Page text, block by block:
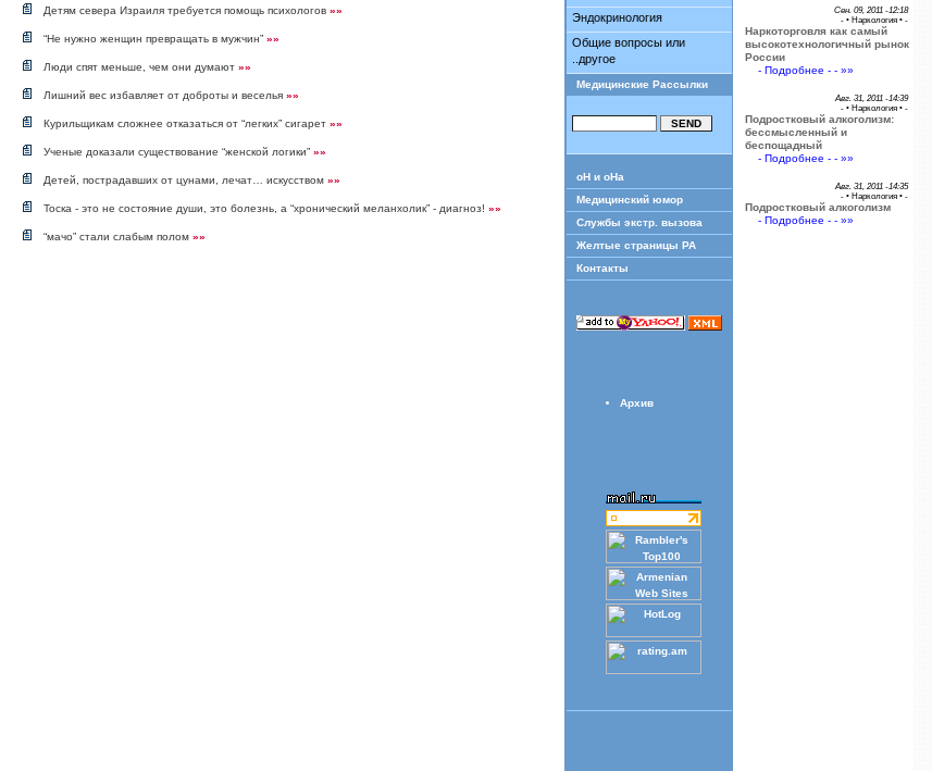
Детям севера Израиля требуется помощь психологов »»
“Не нужно женщин превращать в мужчин” »»
Люди спят меньше, чем они думают »»
Лишний вес избавляет от доброты и веселья »»
Курильщикам сложнее отказаться от “легких” сигарет »»
Ученые доказали существование “женской логики” »»
Детей, пострадавших от цунами, лечат… искусством »»
Тоска - это не состояние души, это болезнь, а “хронический меланхолик” - диагноз! »»
“мачо” стали слабым полом »»
Эндокринология
Общие вопросы или
..другое
Медицинские Рассылки
оН и оНа
Медицинский юмор
Службы экстр. вызова
Желтые страницы РА
Контакты
Архив
Сен. 09, 2011 -12:18
- • Наркология • -
Наркоторговля как самый
высокотехнологичный рынок
России
- Подробнее - - »»
Авг. 31, 2011 -14:39
- • Наркология • -
Подростковый алкоголизм:
бессмысленный и
беспощадный
- Подробнее - - »»
Авг. 31, 2011 -14:35
- • Наркология • -
Подростковый алкоголизм
- Подробнее - - »»